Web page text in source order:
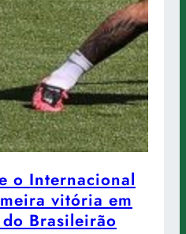
o Internacional
vitória em
Brasileirão